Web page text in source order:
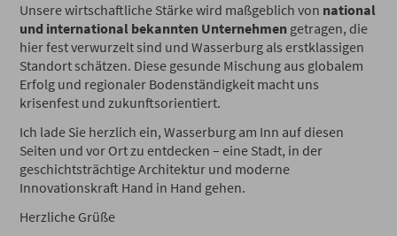
Unsere wirtschaftliche Stärke wird maßgeblich von national
und international bekannten Unternehmen getragen, die
hier fest verwurzelt sind und Wasserburg als erstklassigen
Standort schätzen. Diese gesunde Mischung aus globalem
Erfolg und regionaler Bodenständigkeit macht uns
krisenfest und zukunftsorientiert.
Ich lade Sie herzlich ein, Wasserburg am Inn auf diesen
Seiten und vor Ort zu entdecken – eine Stadt, in der
geschichtsträchtige Architektur und moderne
Innovationskraft Hand in Hand gehen.
Herzliche Grüße